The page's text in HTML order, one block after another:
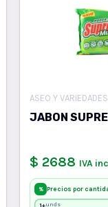
ASEO Y VARIEDADES
JABON
$ 2688 IVA
% Precios por
1+unds